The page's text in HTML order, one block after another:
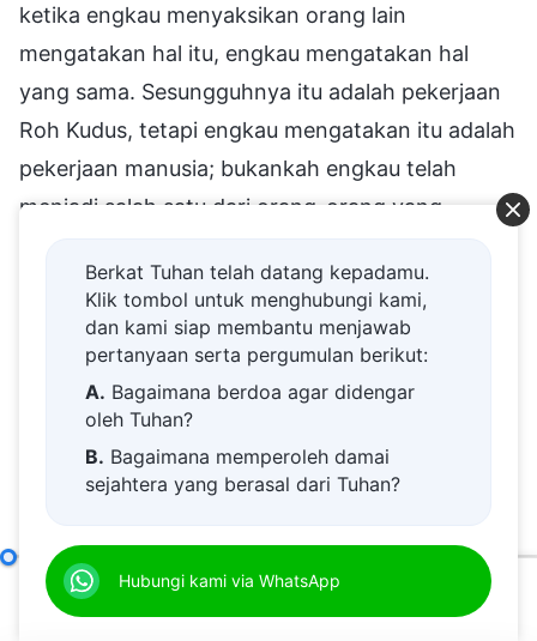
ketika engkau menyaksikan orang lain
mengatakan hal itu, engkau mengatakan hal
yang sama. Sesungguhnya itu adalah pekerjaan
Roh Kudus, tetapi engkau mengatakan itu adalah
pekerjaan manusia; bukankah engkau telah
menjadi salah satu dari orang-orang yang
bukankah engkau telah menentang Tuhan
karena engkau tidak mampu membedakan?
Mungkin suatu hari nanti akan muncul beberapa
orang bodoh yang mengatakan bahwa "ini
adalah pekerjaan roh jahat," dan ketika
mendengar kata-kata ini, engkau menjadi
perkataan orang lain. Setiap kali seseorang
menimbulkan kekacauan, engkau tidak mampu
Berkat Tuhan telah datang kepadamu.
Klik tombol untuk menghubungi kami,
dan kami siap membantu menjawab
pertanyaan serta pergumulan berikut:
A. Bagaimana berdoa agar didengar
oleh Tuhan?
B. Bagaimana memperoleh damai
sejahtera yang berasal dari Tuhan?
D.
dekat kepada Tuhan.
E.Bagaimana menyambut kedatangan
Hubungi kami via WhatsApp